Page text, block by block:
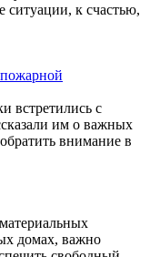
ситуации, к счастью,
встретились с
им о важных
внимание в
домах, важно